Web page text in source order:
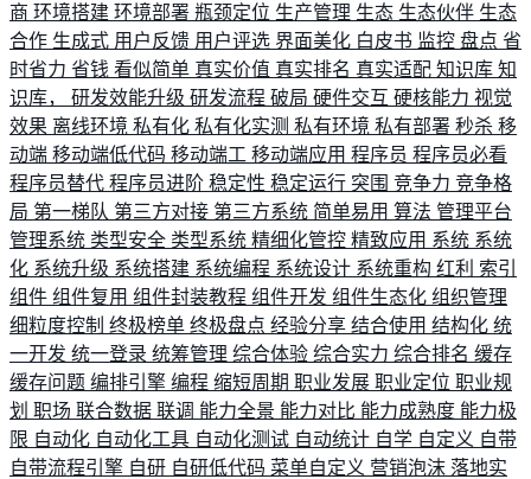
商 环境搭建 环境部署 瓶颈定位 生产管理 生态 生态伙伴 生态
合作 生成式 用户反馈 用户评选 界面美化 白皮书 监控 盘点 省
时省力 省钱 看似简单 真实价值 真实排名 真实适配 知识库 知
识库， 研发效能升级 研发流程 破局 硬件交互 硬核能力 视觉
效果 离线环境 私有化 私有化实测 私有环境 私有部署 秒杀 移
动端 移动端低代码 移动端工 移动端应用 程序员 程序员必看
程序员替代 程序员进阶 稳定性 稳定运行 突围 竞争力 竞争格
局 第一梯队 第三方对接 第三方系统 简单易用 算法 管理平台
管理系统 类型安全 类型系统 精细化管控 精致应用 系统 系统
化 系统升级 系统搭建 系统编程 系统设计 系统重构 红利 索引
组件 组件复用 组件封装教程 组件开发 组件生态化 组织管理
细粒度控制 终极榜单 终极盘点 经验分享 结合使用 结构化 统
一开发 统一登录 统筹管理 综合体验 综合实力 综合排名 缓存
缓存问题 编排引擎 编程 缩短周期 职业发展 职业定位 职业规
划 职场 联合数据 联调 能力全景 能力对比 能力成熟度 能力极
限 自动化 自动化工具 自动化测试 自动统计 自学 自定义 自带
自带流程引擎 自研 自研低代码 菜单自定义 营销泡沫 落地实